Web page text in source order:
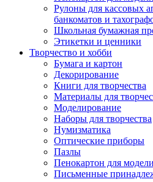
Рулоны для кассовых
банкоматов и
Школьная бумажная
Этикетки и ценники
Творчество и хобби
Бумага и картон
Декорирование
Книги для творчества
Материалы для
Моделирование
Наборы для творчества
Нумизматика
Оптические приборы
Пазлы
Пенокартон для
Письменные